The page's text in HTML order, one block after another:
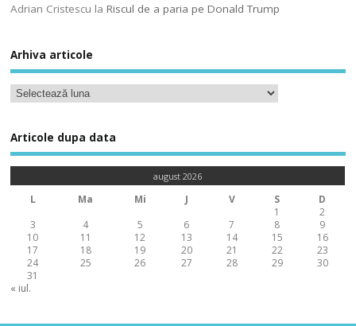
Adrian Cristescu laRiscul de a paria pe Donald Trump
Arhiva articole
Articole dupa data
august 2026
L Ma Mi J V S
D
1
2
3
4 5 6 7 8
9
10
11 12 13 14 15
16
17
18 19 20 21 22
23
24
25 26 27 28 29
30
31
« iul.